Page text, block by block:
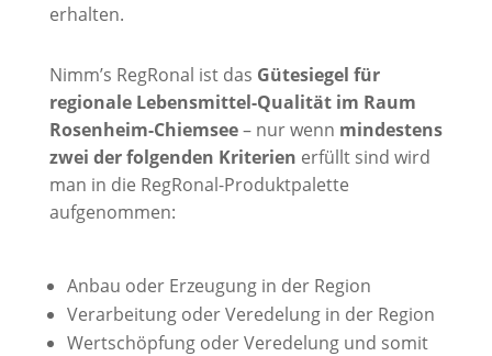
erhalten.
Nimm’s RegRonal ist das Gütesiegel für
regionale Lebensmittel-Qualität im Raum
Rosenheim-Chiemsee– nur wenn mindestens
zwei der folgenden Kriterien erfüllt sind wird
man in die RegRonal-Produktpalette
aufgenommen:
Anbau oder Erzeugung in der Region
Verarbeitung oder Veredelung in der Region
Wertschöpfung oder Veredelung und somit